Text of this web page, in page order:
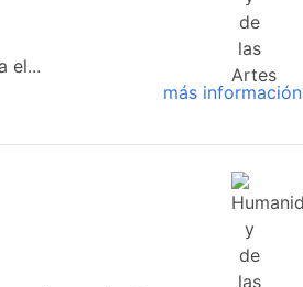
el...
más información